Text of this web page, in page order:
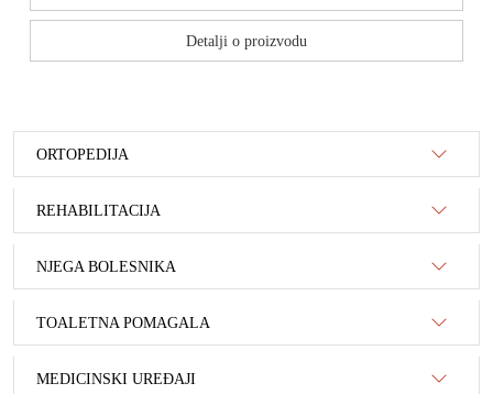
Detalji o proizvodu
ORTOPEDIJA
REHABILITACIJA
NJEGA BOLESNIKA
TOALETNA POMAGALA
MEDICINSKI UREĐAJI